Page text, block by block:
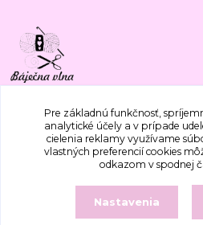
+421 917 577 388
bajecnavlna@gmail.com
Pre základnú funkčnosť,
analytické účely a v prípade
cielenia reklamy využívame
vlastných preferencií cookies
odkazom v spodnej
Nastavenia